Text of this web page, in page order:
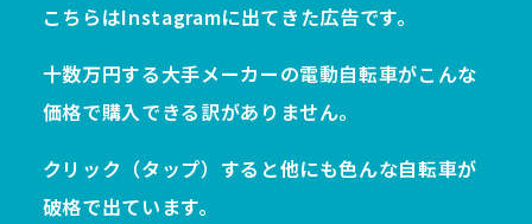
こちらはInstagramに出てきた広告です。
十数万円する大手メーカーの電動自転車がこんな
価格で購入できる訳がありません。
クリック（タップ）すると他にも色んな自転車が
破格で出ています。